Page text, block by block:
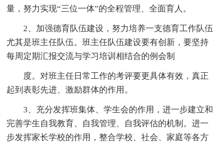
量，努力实现“三位一体”的全程管理、全面育人。
2、加强德育队伍建设，努力培养一支德育工作队伍
尤其是班主任队伍。班主任队伍建设要有创新，要坚持
每周定期汇报交流与学习培训相结合的例会制
度。对班主任日常工作的考评要更具体有效，真正
起到表彰先进、激励群体的作用。
3、充分发挥班集体、学生会的作用，进一步建立和
完善学生自我教育、自我管理、自我评估的机制。进一
步发挥家长学校的作用，整合学校、社会、家庭等各方